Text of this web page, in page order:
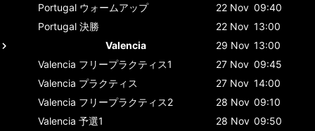
Portugal ウォームアップ 22 Nov 09:40
Portugal 決勝 22 Nov 13:00
Valencia
29 Nov 13:00
Valencia フリープラクティス1 27 Nov 09:45
Valencia プラクティス 27 Nov 14:00
Valencia フリープラクティス2 28 Nov 09:10
Valencia 予選1 28 Nov 09:50